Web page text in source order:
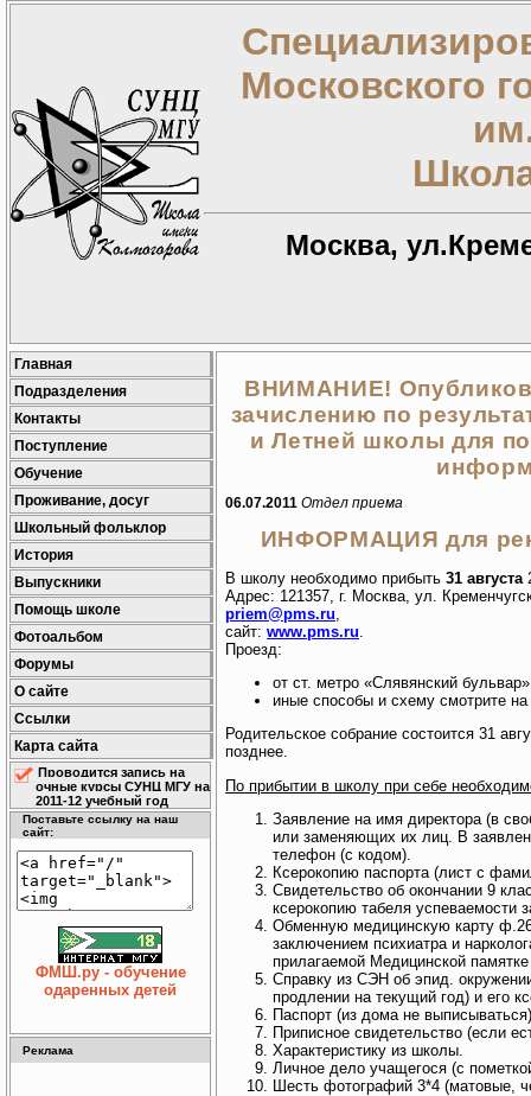
Московского
Москва,
Главная
Подразделения
Контакты
Поступление
Обучение
Проживание, досуг
Школьный фольклор
История
Выпускники
Помощь школе
Фотоальбом
Форумы
О сайте
Ссылки
Карта сайта
Проводится запись на
очные курсы СУНЦ МГУ на
2011-12 учебный год
Поставьте ссылку на наш
сайт:
ФМШ.ру - обучение
одаренных детей
Реклама
ВНИМАНИЕ!
зачислению по
и Летней школы для
06.07.2011 Отдел приема
ИНФОРМАЦИЯ для
В школу необходимо прибыть 31 августа
Адрес: 121357, г. Москва, ул.
priem@pms.ru
сайт: www.pms.ru
Проезд:
от ст. метро «Слявянский
иные способы и схему смотрите
Родительское собрание состоится 31
позднее.
По прибытии в школу при себе
Заявление на имя директора (в
или заменяющих их лиц. В
телефон (с кодом).
Ксерокопию паспорта (лист с
Свидетельство об окончании 9
ксерокопию табеля успеваемости
Обменную медицинскую карту
заключением психиатра и
прилагаемой Медицинской
Справку из СЭН об эпид.
продлении на текущий год) и его
Паспорт (из дома не
Приписное свидетельство (если
Характеристику из школы.
Личное дело учащегося (с
Шесть фотографий 3*4 (матовые,